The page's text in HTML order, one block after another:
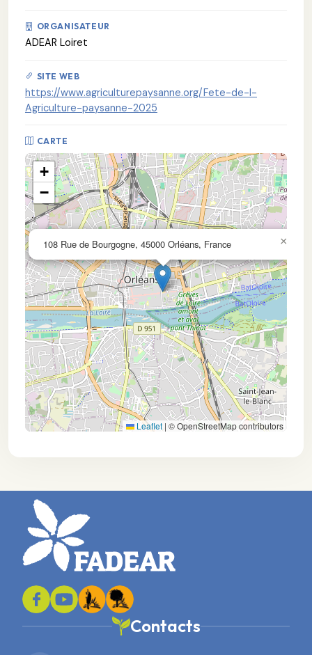
ORGANISATEUR
ADEAR Loiret
SITE WEB
https://www.agriculturepaysanne.org/Fete-de-l-
Agriculture-paysanne-2025
CARTE
108 Rue de Bourgogne, 45000 Orléans, France ×
+
−
Leaflet | © OpenStreetMap contributors
Contacts